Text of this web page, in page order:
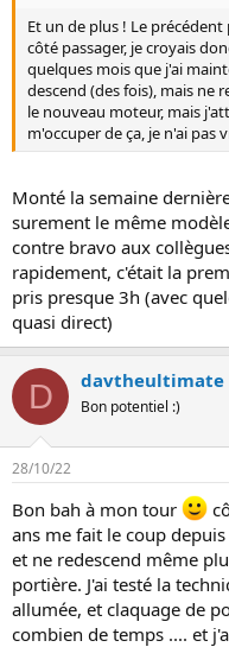
Et un de plus ! Le
côté passager, je croyais
quelques mois que j'ai
descend (des fois), mais ne
le nouveau moteur, mais
m'occuper de ça, je n'ai pas
Monté la semaine
surement le même
contre bravo aux
rapidement, c'était la
pris presque 3h (avec
quasi direct)
D davtheultimate
Bon potentiel :)
28/10/22
Bon bah à mon tour
ans me fait le coup
et ne redescend même
portière. J'ai testé la
allumée, et claquage de
combien de temps .... et